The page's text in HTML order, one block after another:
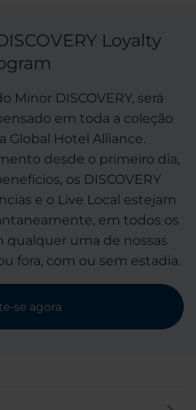
Loyalty
DISCOVERY, será
em toda a coleção
Global Hotel Alliance.
desde o primeiro dia,
os DISCOVERY
e o Live Local estejam
em todos os
qualquer uma de nossas
fora, com ou sem estadia.
se agora